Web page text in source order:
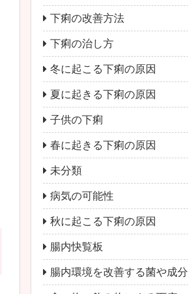
下痢の改善方法
下痢の治し方
冬に起こる下痢の原因
夏に起きる下痢の原因
子供の下痢
春に起きる下痢の原因
未分類
病気の可能性
秋に起こる下痢の原因
腸内快覧板
腸内環境を改善する菌や成分